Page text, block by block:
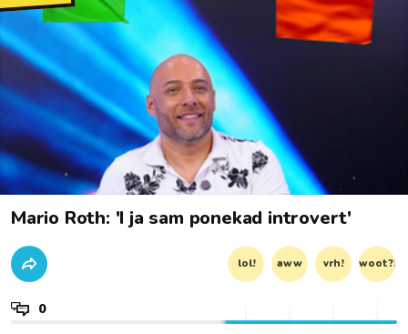
Mario Roth: 'I ja sam ponekad introvert'
lol! aww vrh! woot?!
0